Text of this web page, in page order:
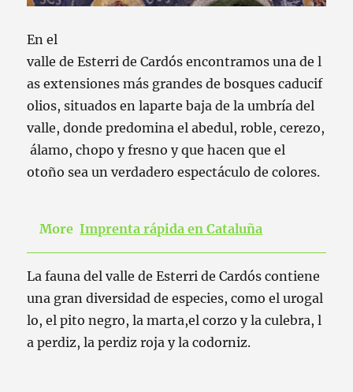
En el
valle de Esterri de Cardós encontramos una de l
as extensiones más grandes de bosques caducif
olios, situados en laparte baja de la umbría del
valle, donde predomina el abedul, roble, cerezo,
álamo, chopo y fresno y que hacen que el
otoño sea un verdadero espectáculo de colores.
More Imprenta rápida en Cataluña
La fauna del valle de Esterri de Cardós contiene
una gran diversidad de especies, como el urogal
lo, el pito negro, la marta,el corzo y la culebra, l
a perdiz, la perdiz roja y la codorniz.